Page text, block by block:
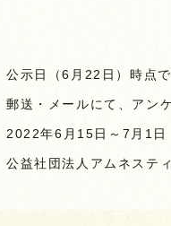
公示日（6月22日）時点
郵送・メールにて、アン
2022年6月15日～7月1日
公益社団法人 アムネステ